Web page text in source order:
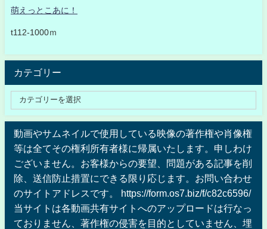
萌えっとこあに！
t112-1000ｍ
カテゴリー
動画やサムネイルで使用している映像の著作権や肖像権
等は全てその権利所有者様に帰属いたします。申しわけ
ございません。お客様からの要望、問題がある記事を削
除、送信防止措置にできる限り応じます。お問い合わせ
のサイトアドレスです。 https://form.os7.biz/f/c82c6596/
当サイトは各動画共有サイトへのアップロードは行なっ
ておりません、著作権の侵害を目的としていません、埋